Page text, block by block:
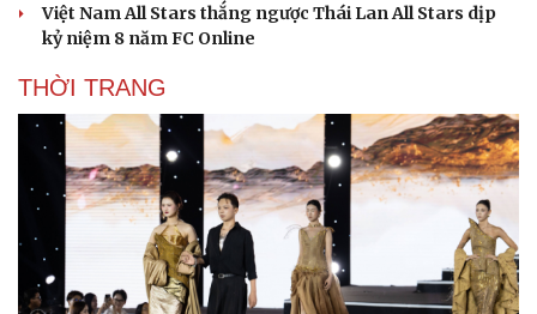
Việt Nam All Stars thắng ngược Thái Lan All Stars dịp
kỷ niệm 8 năm FC Online
THỜI TRANG